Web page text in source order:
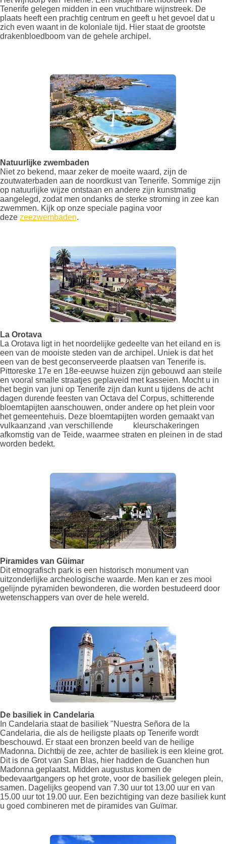
Tenerife gelegen midden in een vruchtbare wijnstreek. De
plaats heeft een prachtig centrum en geeft u het gevoel dat u
zich even waant in de koloniale tijd. Hier staat de grootste
drakenbloedboom van de gehele archipel.
Natuurlijke zwembaden
Niet zo bekend, maar zeker de moeite waard, zijn de
zoutwaterbaden aan de noordkust van Tenerife. Sommige zijn
op natuurlijke wijze ontstaan en andere zijn kunstmatig
aangelegd, zodat men ondanks de sterke stroming in zee kan
zwemmen. Kijk op onze speciale pagina voor
deze zeezwembaden.
La Orotava
La Orotava ligt in het noordelijke gedeelte van het eiland en is
een van de mooiste steden van de archipel. Uniek is dat het
een van de best geconserveerde plaatsen van Tenerife is.
Pittoreske 17e en 18e-eeuwse huizen zijn gebouwd aan steile
en vooral smalle straatjes geplaveid met kasseien. Mocht u in
het begin van juni op Tenerife zijn dan kunt u tijdens de acht
dagen durende feesten van Octava del Corpus, schitterende
bloemtapijten aanschouwen, onder andere op het plein voor
het gemeentehuis. Deze bloemtapijten worden gemaakt van
vulkaanzand ,van verschillende kleurschakeringen
afkomstig van de Teide, waarmee straten en pleinen in de stad
worden bedekt.
Piramides van Güimar
Dit etnografisch park is een historisch monument van
uitzonderlijke archeologische waarde. Men kan er zes mooi
gelijnde pyramiden bewonderen, die worden bestudeerd door
wetenschappers van over de hele wereld.
De basiliek in Candelaria
In Candelaria staat de basiliek "Nuestra Señora de la
Candelaria, die als de heiligste plaats op Tenerife wordt
beschouwd. Er staat een bronzen beeld van de heilige
Madonna. Dichtbij de zee, achter de basiliek is een kleine grot.
Dit is de Grot van San Blas, hier hadden de Guanchen hun
Madonna geplaatst. Midden augustus komen de
bedevaartgangers op het grote, voor de basiliek gelegen plein,
samen. Dagelijks geopend van 7.30 uur tot 13.00 uur en van
15.00 uur tot 19.00 uur. Een bezichtiging van deze basiliek kunt
u goed combineren met de piramides van Guïmar.